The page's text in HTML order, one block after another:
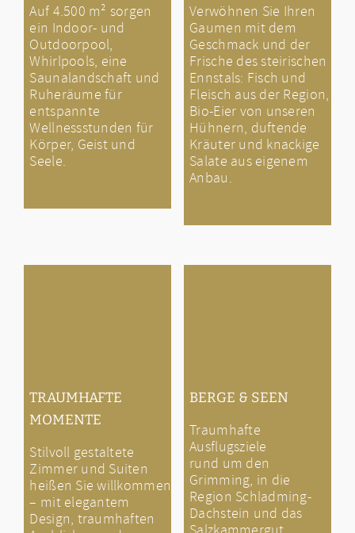
Auf 4.500 m² sorgen
ein Indoor- und
Outdoorpool,
Whirlpools, eine
Saunalandschaft und
Ruheräume für
entspannte
Wellnessstunden für
Körper, Geist und
Seele.
Verwöhnen Sie Ihren
Gaumen mit dem
Geschmack und der
Frische des steirischen
Ennstals: Fisch und
Fleisch aus der Region,
Bio-Eier von unseren
Hühnern, duftende
Kräuter und knackige
Salate aus eigenem
Anbau.
TRAUMHAFTE
MOMENTE
Stilvoll gestaltete
Zimmer und Suiten
heißen Sie willkommen
– mit elegantem
Design, traumhaften
BERGE & SEEN
Traumhafte
Ausflugsziele
rund um den
Grimming, in die
Region Schladming-
Dachstein und das